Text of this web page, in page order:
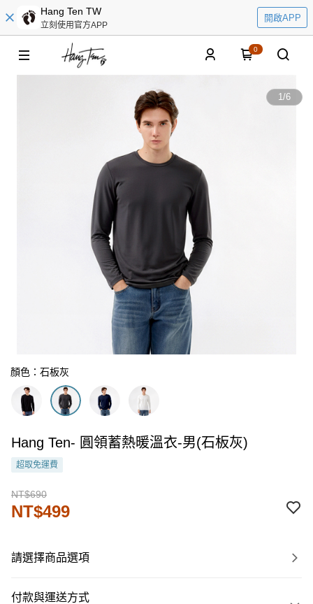
Hang Ten TW
立刻使用官方APP
開啟APP
0
1/6
顏色：石板灰
Hang Ten- 圓領蓄熱暖溫衣-男(石板灰)
超取免運費
NT$690
NT$499
請選擇商品選項
付款與運送方式